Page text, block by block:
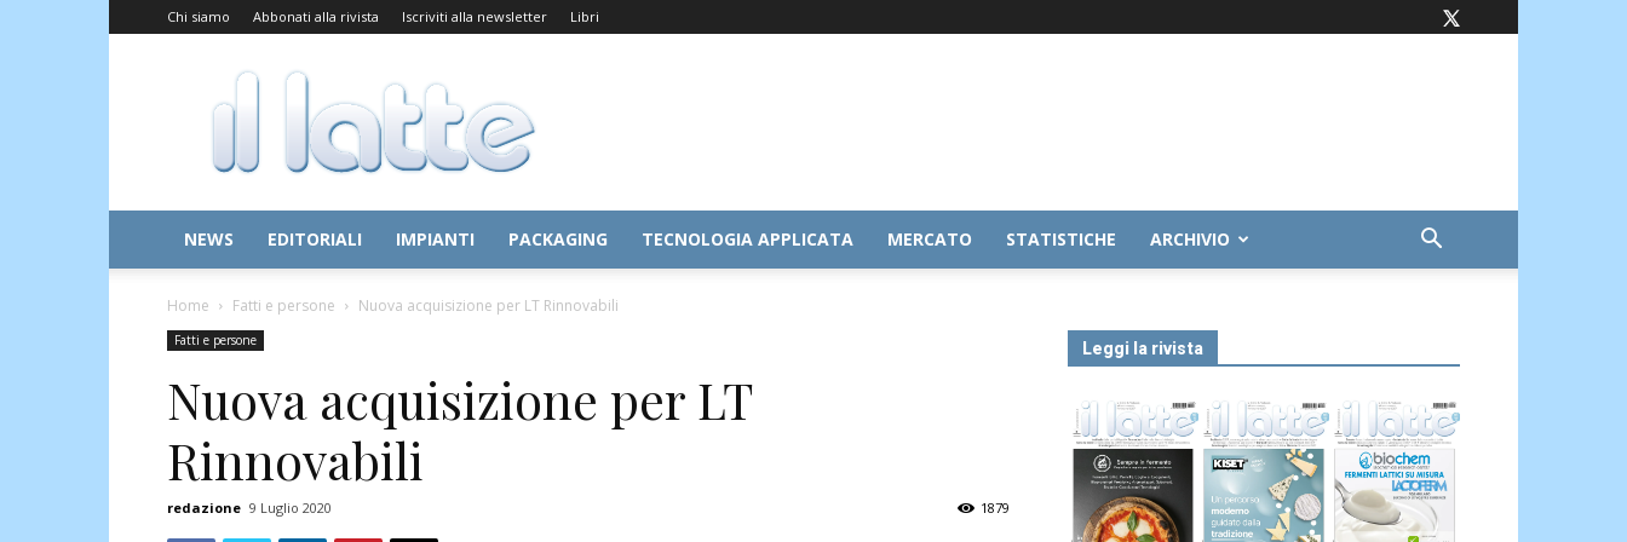
Chi siamo Abbonati alla rivista Iscriviti alla newsletter Libri
Il
Latte
NEWS EDITORIALI IMPIANTI PACKAGING TECNOLOGIA APPLICATA MERCATO STATISTICHE ARCHIVIO
Home Fatti e persone Nuova acquisizione per LT Rinnovabili
Fatti e persone
Nuova acquisizione per LT
Rinnovabili
redazione 9 Luglio 2020 1879
Leggi la rivista